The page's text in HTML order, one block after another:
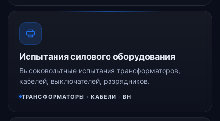
Испытания силового оборудования
Высоковольтные испытания трансформаторов,
кабелей, выключателей, разрядников.
ТРАНСФОРМАТОРЫ · КАБЕЛИ · ВН